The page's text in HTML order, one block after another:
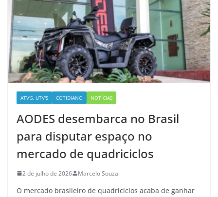
ATV'S, UTV'S COTIDIANO NOTÍCIAS
AODES desembarca no Brasil
para disputar espaço no
mercado de quadriciclos
2 de julho de 2026 Marcelo Souza
O mercado brasileiro de quadriciclos acaba de ganhar